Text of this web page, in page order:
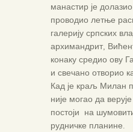
манастир је
проводио летње
галерију српских
архимандрит,
конаку средио ову
и свечано отворио
Кад је краљ Милан
није могао да
постоји на
рудничке планине.